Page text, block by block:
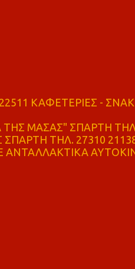
ΚΑΦΕΤΕΡΙΕΣ -
ΜΑΣΑΣ" ΣΠΑΡΤΗ ΤΗΛ.
ΤΗΛ. 27310 21138